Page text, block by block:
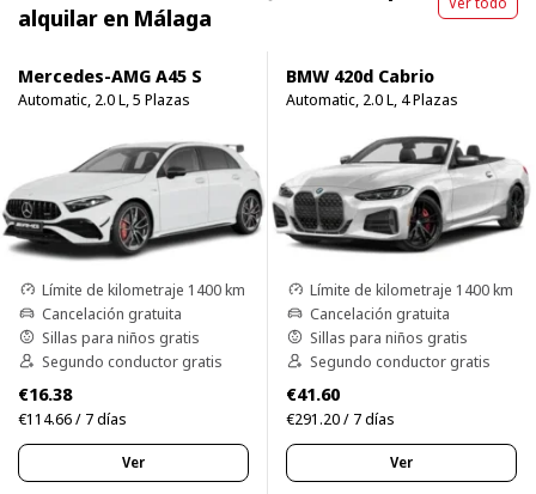
alquilar en Málaga
Mercedes-AMG A45 S
Automatic, 2.0 L, 5 Plazas
Límite de kilometraje 1400 km
Cancelación gratuita
Sillas para niños gratis
Segundo conductor gratis
€16.38
€114.66 / 7 días
Ver
BMW 420d Cabrio
Automatic, 2.0 L, 4 Plazas
Límite de kilometraje 1400 km
Cancelación gratuita
Sillas para niños gratis
Segundo conductor gratis
€41.60
€291.20 / 7 días
Ver